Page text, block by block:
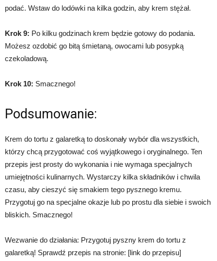
podać. Wstaw do lodówki na kilka godzin, aby krem stężał.
Krok 9: Po kilku godzinach krem będzie gotowy do podania.
Możesz ozdobić go bitą śmietaną, owocami lub posypką
czekoladową.
Krok 10: Smacznego!
Podsumowanie:
Krem do tortu z galaretką to doskonały wybór dla wszystkich,
którzy chcą przygotować coś wyjątkowego i oryginalnego. Ten
przepis jest prosty do wykonania i nie wymaga specjalnych
umiejętności kulinarnych. Wystarczy kilka składników i chwila
czasu, aby cieszyć się smakiem tego pysznego kremu.
Przygotuj go na specjalne okazje lub po prostu dla siebie i swoich
bliskich. Smacznego!
Wezwanie do działania: Przygotuj pyszny krem do tortu z
galaretką! Sprawdź przepis na stronie: [link do przepisu]